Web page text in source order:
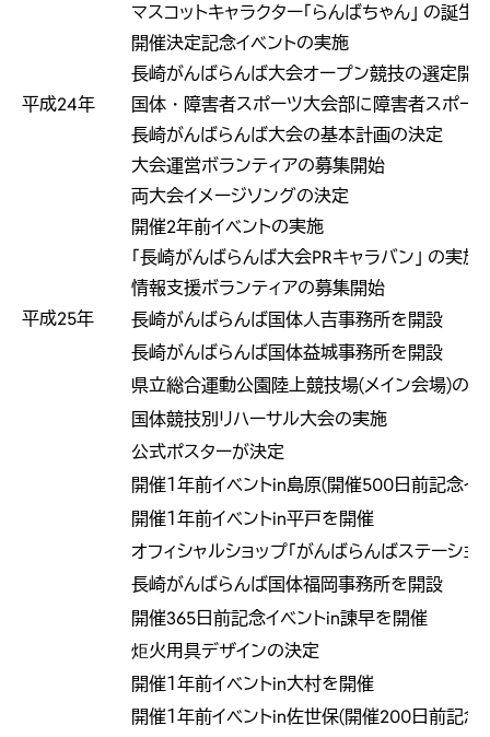
マスコットキャラクター「らんばちゃん」 の誕生
開催決定記念イベントの実施
長崎がんばらんば大会オープン競技の選定開
平成24年
国体・障害者スポーツ大会部に障害者スポー
長崎がんばらんば大会の基本計画の決定
大会運営ボランティアの募集開始
両大会イメージソングの決定
開催2年前イベントの実施
「長崎がんばらんば大会PRキャラバン」 の実施
情報支援ボランティアの募集開始
平成25年
長崎がんばらんば国体人吉事務所を開設
長崎がんばらんば国体益城事務所を開設
県立総合運動公園陸上競技場(メイン会場)の
国体競技別リハーサル大会の実施
公式ポスターが決定
開催１年前イベントin島原(開催500日前記念イ
開催１年前イベントin平戸を開催
オフィシャルショップ「がんばらんばステーショ
長崎がんばらんば国体福岡事務所を開設
開催365日前記念イベントin諌早を開催
炬火用具デザインの決定
開催１年前イベントin大村を開催
開催１年前イベントin佐世保(開催200日前記念